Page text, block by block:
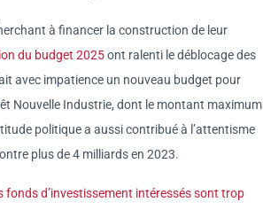
à financer la construction de leur
du budget 2025ont ralenti le déblocage des
avec impatience un nouveau budget pour
Nouvelle Industrie, dont le montant maximum
politique a aussi contribué à l’attentisme
plus de 4 milliards en 2023.
fonds d’investissement intéressés sont trop